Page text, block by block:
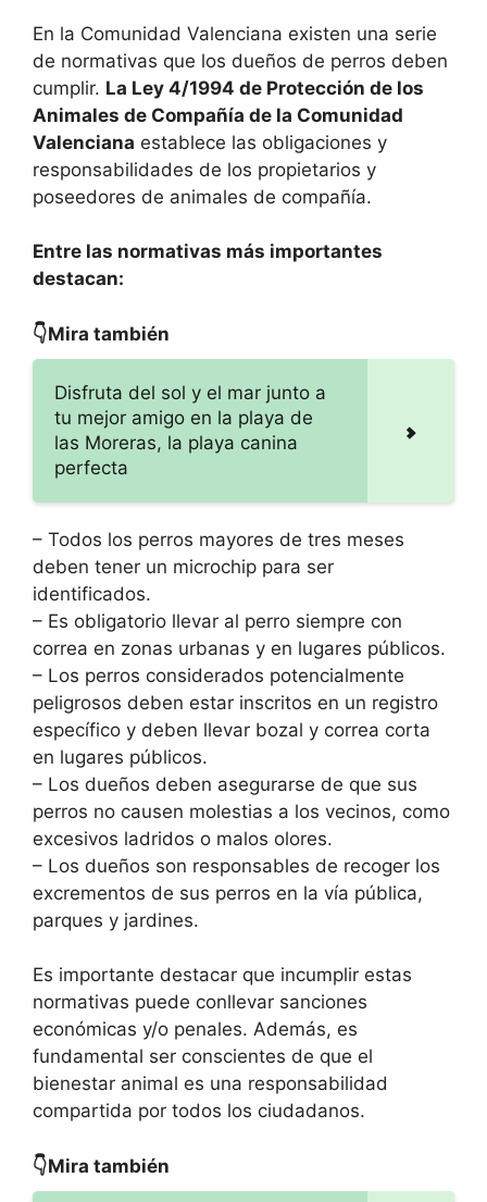
En la Comunidad Valenciana existen una serie
de normativas que los dueños de perros deben
cumplir. La Ley 4/1994 de Protección de los
Animales de Compañía de la Comunidad
Valenciana establece las obligaciones y
responsabilidades de los propietarios y
poseedores de animales de compañía.
Entre las normativas más importantes
destacan:
👇Mira también
Disfruta del sol y el mar junto a
tu mejor amigo en la playa de
las Moreras, la playa canina
perfecta
– Todos los perros mayores de tres meses
deben tener un microchip para ser
identificados.
– Es obligatorio llevar al perro siempre con
correa en zonas urbanas y en lugares públicos.
– Los perros considerados potencialmente
peligrosos deben estar inscritos en un registro
específico y deben llevar bozal y correa corta
en lugares públicos.
– Los dueños deben asegurarse de que sus
perros no causen molestias a los vecinos, como
excesivos ladridos o malos olores.
– Los dueños son responsables de recoger los
excrementos de sus perros en la vía pública,
parques y jardines.
Es importante destacar que incumplir estas
normativas puede conllevar sanciones
económicas y/o penales. Además, es
fundamental ser conscientes de que el
bienestar animal es una responsabilidad
compartida por todos los ciudadanos.
👇Mira también